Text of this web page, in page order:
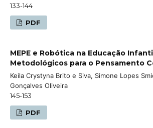
133-144
PDF
MEPE e Robótica na Educação
Metodológicos para o Pensamento
Keila Crystyna Brito e Siva, Simone Lopes
Gonçalves Oliveira
145-153
PDF